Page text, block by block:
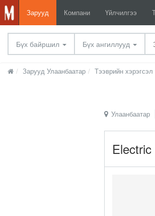
Зарууд Компани Үйлчилгээ
Бүх байршил Бүх ангиллууд
Зарууд Улаанбаатар Тээврийн хэрэгсэл
Улаанбаатар